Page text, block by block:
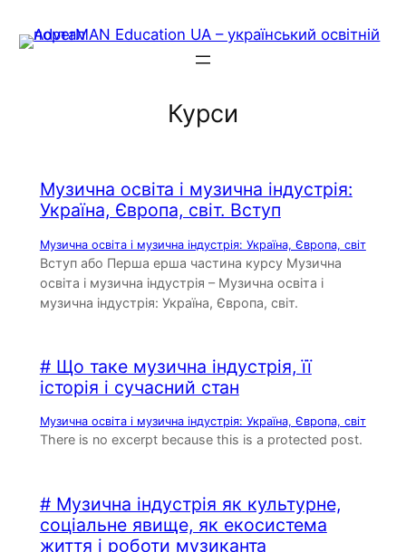
to
Курси
Музична освіта і музична індустрія:
Україна, Європа, світ. Вступ
Музична освіта і музична індустрія: Україна, Європа, світ
Вступ або Перша ерша частина курсу Музична
освіта і музична індустрія – Музична освіта і
музична індустрія: Україна, Європа, світ.
# Що таке музична індустрія, її
історія і сучасний стан
Музична освіта і музична індустрія: Україна, Європа, світ
There is no excerpt because this is a protected post.
# Музична індустрія як культурне,
соціальне явище, як екосистема
життя і роботи музиканта